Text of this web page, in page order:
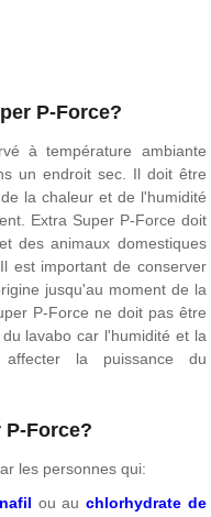
P-Force?
à température ambiante
un endroit sec. Il doit être
la chaleur et de l'humidité
Extra Super P-Force doit
des animaux domestiques
est important de conserver
jusqu'au moment de la
P-Force ne doit pas être
lavabo car l'humidité et la
la puissance du
Force?
les personnes qui:
ou au chlorhydrate de